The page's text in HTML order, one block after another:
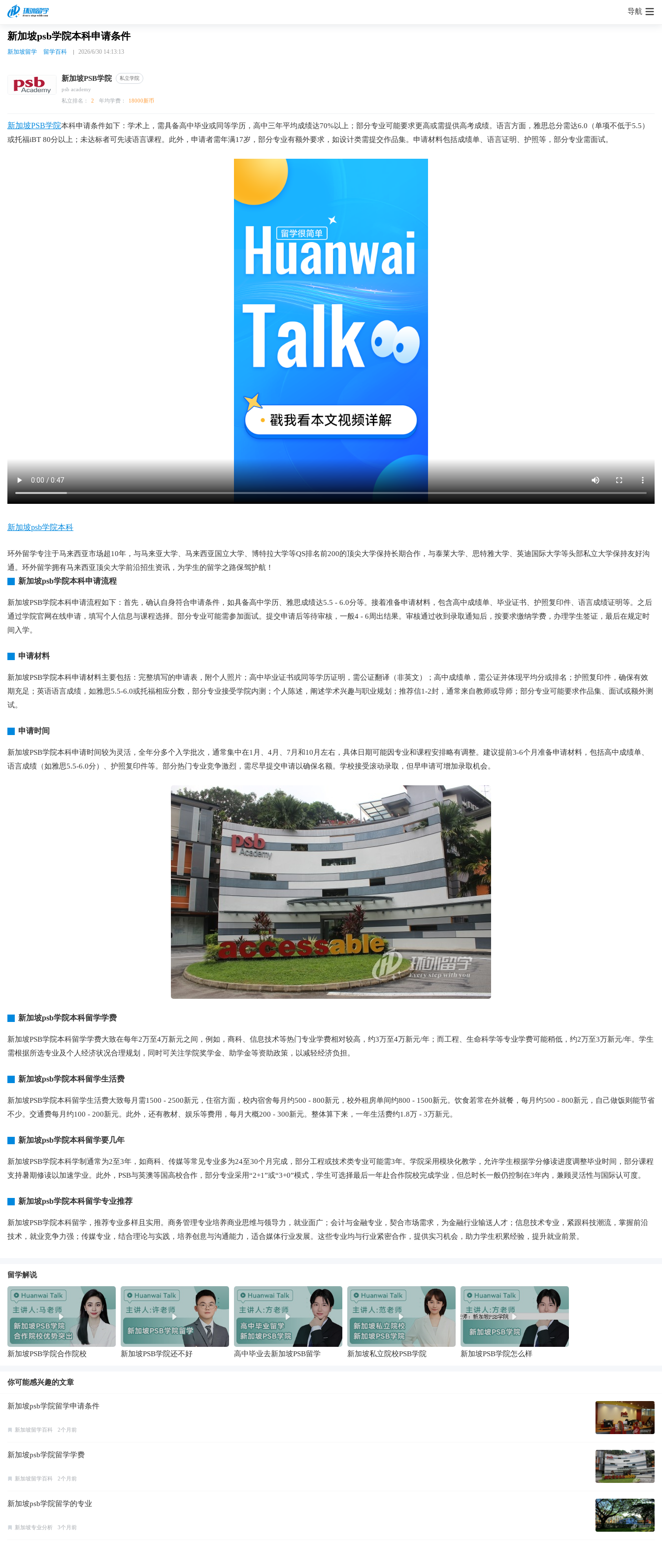
导航
新加坡psb学院本科申请条件
新加坡留学 留学百科 2026/6/30 14:13:13
新加坡PSB学院 私立学院
psb academy
私立排名：
2 年均学费： 18000新币
新加坡PSB学院本科申请条件如下：学术上，需具备高中毕业或同等学历，高中三年平均成绩达70%以上；部分专业可能要求更高或需提供高考成绩。语言方面，雅思总分需达6.0（单项不低于5.5）
或托福iBT 80分以上；未达标者可先读语言课程。此外，申请者需年满17岁，部分专业有额外要求，如设计类需提交作品集。申请材料包括成绩单、语言证明、护照等，部分专业需面试。
新加坡psb学院本科
环外留学专注于马来西亚市场超10年，与马来亚大学、马来西亚国立大学、博特拉大学等QS排名前200的顶尖大学保持长期合作，与泰莱大学、思特雅大学、英迪国际大学等头部私立大学保持友好沟
通。环外留学拥有马来西亚顶尖大学前沿招生资讯，为学生的留学之路保驾护航！
新加坡psb学院本科申请流程
新加坡PSB学院本科申请流程如下：首先，确认自身符合申请条件，如具备高中学历、雅思成绩达5.5 - 6.0分等。接着准备申请材料，包含高中成绩单、毕业证书、护照复印件、语言成绩证明等。之后
通过学院官网在线申请，填写个人信息与课程选择。部分专业可能需参加面试。提交申请后等待审核，一般4 - 6周出结果。审核通过收到录取通知后，按要求缴纳学费，办理学生签证，最后在规定时
间入学。
申请材料
新加坡PSB学院本科申请材料主要包括：完整填写的申请表，附个人照片；高中毕业证书或同等学历证明，需公证翻译（非英文）；高中成绩单，需公证并体现平均分或排名；护照复印件，确保有效
期充足；英语语言成绩，如雅思5.5-6.0或托福相应分数，部分专业接受学院内测；个人陈述，阐述学术兴趣与职业规划；推荐信1-2封，通常来自教师或导师；部分专业可能要求作品集、面试或额外测
试。
申请时间
新加坡PSB学院本科申请时间较为灵活，全年分多个入学批次，通常集中在1月、4月、7月和10月左右，具体日期可能因专业和课程安排略有调整。建议提前3-6个月准备申请材料，包括高中成绩单、
语言成绩（如雅思5.5-6.0分）、护照复印件等。部分热门专业竞争激烈，需尽早提交申请以确保名额。学校接受滚动录取，但早申请可增加录取机会。
新加坡psb学院本科留学学费
新加坡PSB学院本科留学学费大致在每年2万至4万新元之间，例如，商科、信息技术等热门专业学费相对较高，约3万至4万新元/年；而工程、生命科学等专业学费可能稍低，约2万至3万新元/年。学生
需根据所选专业及个人经济状况合理规划，同时可关注学院奖学金、助学金等资助政策，以减轻经济负担。
新加坡psb学院本科留学生活费
新加坡PSB学院本科留学生活费大致每月需1500 - 2500新元，住宿方面，校内宿舍每月约500 - 800新元，校外租房单间约800 - 1500新元。饮食若常在外就餐，每月约500 - 800新元，自己做饭则能节省
不少。交通费每月约100 - 200新元。此外，还有教材、娱乐等费用，每月大概200 - 300新元。整体算下来，一年生活费约1.8万 - 3万新元。
新加坡psb学院本科留学要几年
新加坡PSB学院本科学制通常为2至3年，如商科、传媒等常见专业多为24至30个月完成，部分工程或技术类专业可能需3年。学院采用模块化教学，允许学生根据学分修读进度调整毕业时间，部分课程
支持暑期修读以加速学业。此外，PSB与英澳等国高校合作，部分专业采用“2+1”或“3+0”模式，学生可选择最后一年赴合作院校完成学业，但总时长一般仍控制在3年内，兼顾灵活性与国际认可度。
新加坡psb学院本科留学专业推荐
新加坡PSB学院本科留学，推荐专业多样且实用。商务管理专业培养商业思维与领导力，就业面广；会计与金融专业，契合市场需求，为金融行业输送人才；信息技术专业，紧跟科技潮流，掌握前沿
技术，就业竞争力强；传媒专业，结合理论与实践，培养创意与沟通能力，适合媒体行业发展。这些专业均与行业紧密合作，提供实习机会，助力学生积累经验，提升就业前景。
留学解说
新加坡PSB学院合作院校 新加坡PSB学院还不好 高中毕业去新加坡PSB留学 新加坡私立院校PSB学院 新加坡PSB学院怎么样
你可能感兴趣的文章
新加坡psb学院留学申请条件
新加坡留学百科 2个月前
新加坡psb学院留学学费
新加坡留学百科 2个月前
新加坡psb学院留学的专业
新加坡专业分析 3个月前